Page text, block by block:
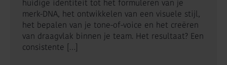
huidige identiteit tot het formuleren van je
merk-DNA, het ontwikkelen van een visuele stijl,
het bepalen van je tone-of-voice en het creëren
van draagvlak binnen je team. Het resultaat? Een
consistente […]